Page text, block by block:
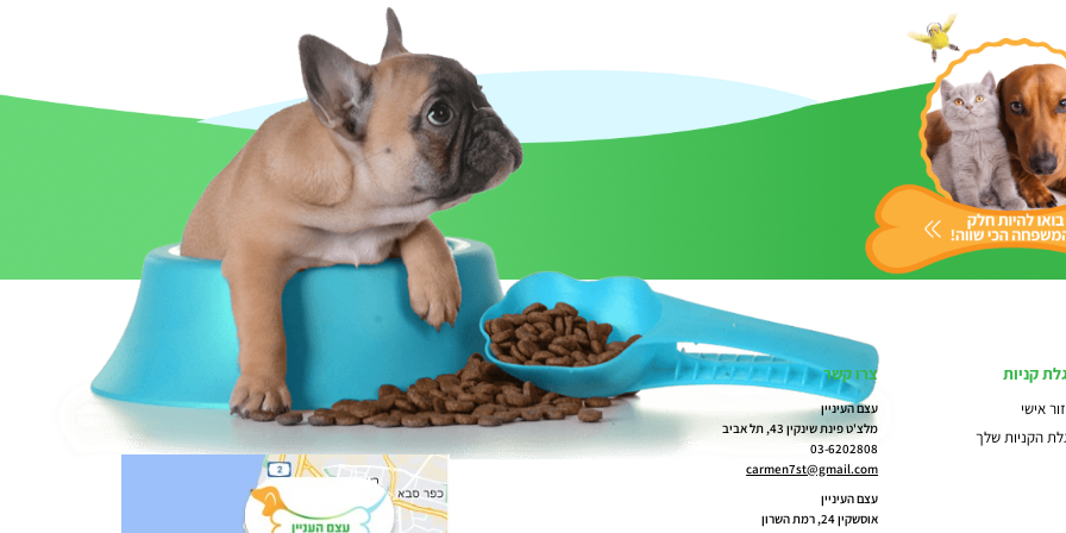
קניות
אישי
הקניות שלך
צרו קשר
עצם העיניין
מלצ'ט פינת שינקין 43, תל אביב
03-6202808
carmen7st@gmail.com
עצם העיניין
אוסשקין 24, רמת השרון